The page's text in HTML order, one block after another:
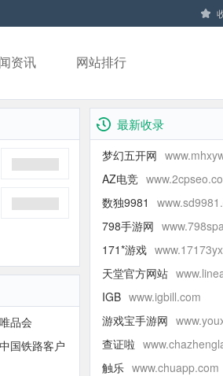
资讯 网站排行
唯品会
中国铁路客户
最新收录
梦幻五开网
AZ电竞
数独9981
798手游网
171*游戏
天堂官方网站
IGB www.igbill.com
游戏宝手游网
查证啦
触乐 www.chuapp.com